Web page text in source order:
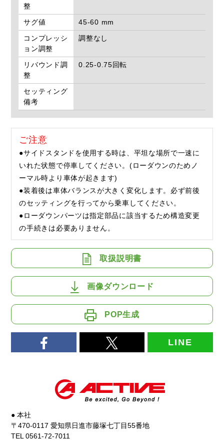
整
サグ値
45-60 mm
コンプレッシ
ョン調整
調整なし
リバウンド調
整
0.25-0.75回転
セッティング
備考
ご注意
●サイドスタンドを使用する時は、平坦な場所で一速に
いれた状態で停車してください。(ローダウンのためノ
ーマル時より車体が起きます)
●装着後は車体バランスが大きく変化します。必ず前後
のセッティングを行ってから乗車してください。
●ローダウンパーツは指定部品に該当するため構造変更
の手続きは必要ありません。
取扱説明書
画像ダウンロード
POP生成
LINE
● 本社
〒470-0117 愛知県日進市藤塚七丁目55番地
TEL 0561-72-7011